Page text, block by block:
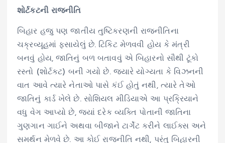
શોર્ટકટની રાજનીતિ
બિહાર હજુ પણ જાતીય તુષ્ટિકરણની રાજનીતિના
ચક્રવ્યૂહમાં ફસાયેલું છે. ટિકિટ મેળવવી હોય કે મંત્રી
બનવું હોય, જાતિનું બળ બતાવવું એ બિહારનો સૌથી ટૂંકો
રસ્તો (શોર્ટકટ) બની ગયો છે. જ્યારે યોગ્યતા કે વિઝનની
વાત આવે ત્યારે નેતાઓ પાસે કંઈ હોતું નથી, ત્યારે તેઓ
જાતિનું કાર્ડ ખેલે છે. સોશિયલ મીડિયાએ આ પ્રક્રિયાને
વધુ વેગ આપ્યો છે, જ્યાં દરેક વ્યક્તિ પોતાની જાતિના
ગુણગાન ગાઈને અથવા બીજાને ટાર્ગેટ કરીને લાઈક્સ અને
સમર્થન મેળવે છે. આ કોઈ રાજનીતિ નથી, પરંતુ બિહારની